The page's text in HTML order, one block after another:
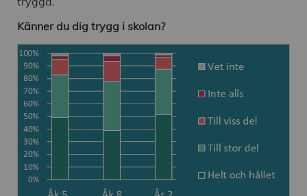
Känner du dig trygg i skolan?